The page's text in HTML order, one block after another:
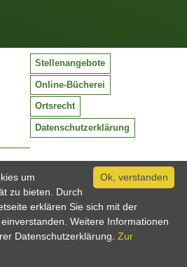
/ 409-0
Stellenangebote
Online-Bücherei
Ortsrecht
Datenschutzerklärung
Ok, verstanden
um
zu bieten. Durch
erklären Sie sich mit der
Weitere Informationen
Datenschutzerklärung. Zur